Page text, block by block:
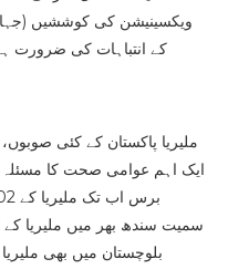
ویکسینیشن کی کوششیں
کے انتباہات کی ضرورت
ملیریا پاکستان کے کئی
سمیت سندھ بھر میں ملیریا
بلوچستان میں بھی